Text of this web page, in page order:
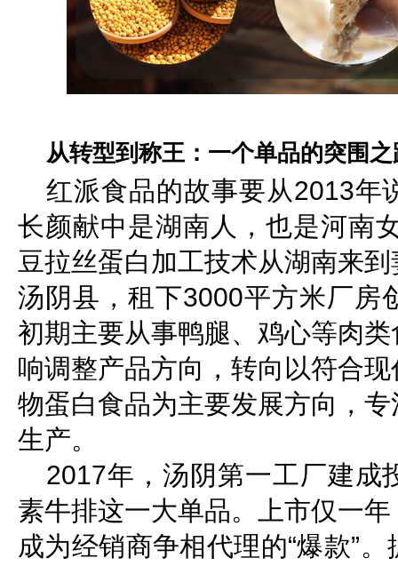
从转型到称王：一个单品的突围之
红派食品的故事要从2013年
长颜献中是湖南人，也是河南
豆拉丝蛋白加工技术从湖南来
汤阴县，租下3000平方米厂房
初期主要从事鸭腿、鸡心等肉
响调整产品方向，转向以符合
物蛋白食品为主要发展方向，
生产。
2017年，汤阴第一工厂建成
素牛排这一大单品。上市仅一
成为经销商争相代理的“爆款”